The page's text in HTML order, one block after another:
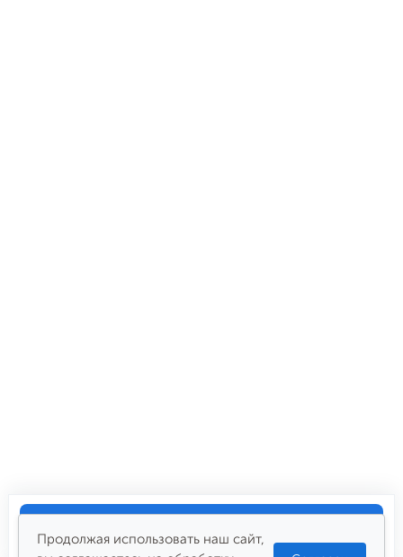
3 600₽
Продолжая использовать наш сайт,